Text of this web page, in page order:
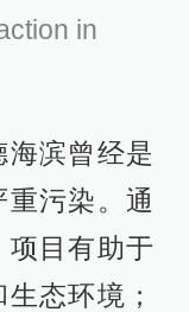
in
滨曾经是
污染。通
目有助于
态环境；